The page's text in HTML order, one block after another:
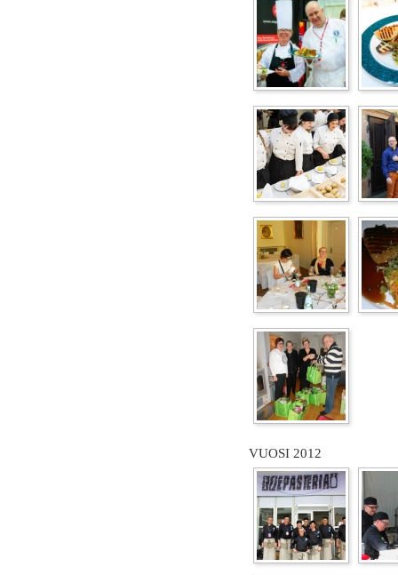
VUOSI 2012